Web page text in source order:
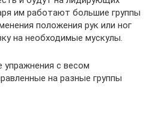
им работают большие группы
положения рук или ног
на необходимые мускулы.
с весом
на разные группы